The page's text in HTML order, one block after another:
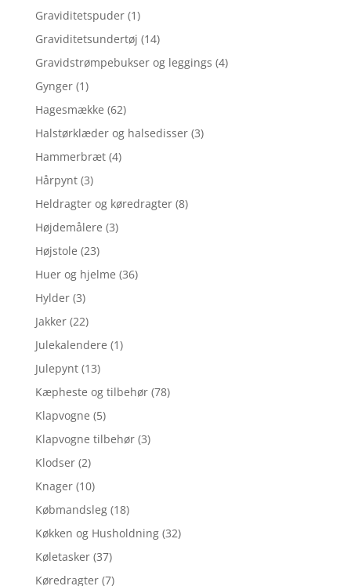
Graviditetspuder (1)
Graviditetsundertøj (14)
Gravidstrømpebukser og leggings (4)
Gynger (1)
Hagesmække (62)
Halstørklæder og halsedisser (3)
Hammerbræt (4)
Hårpynt (3)
Heldragter og køredragter (8)
Højdemålere (3)
Højstole (23)
Huer og hjelme (36)
Hylder (3)
Jakker (22)
Julekalendere (1)
Julepynt (13)
Kæpheste og tilbehør (78)
Klapvogne (5)
Klapvogne tilbehør (3)
Klodser (2)
Knager (10)
Købmandsleg (18)
Køkken og Husholdning (32)
Køletasker (37)
Køredragter (7)